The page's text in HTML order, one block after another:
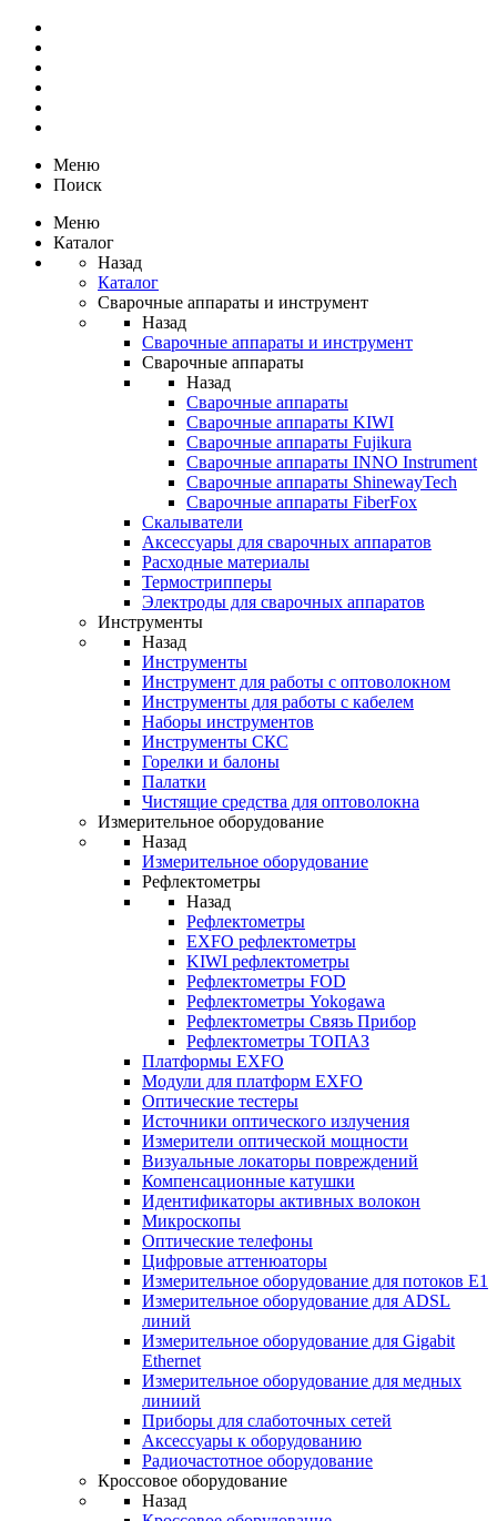
Меню
Поиск
Меню
Каталог
Назад
Каталог
Сварочные аппараты и инструмент
Назад
Сварочные аппараты и инструмент
Сварочные аппараты
Назад
Сварочные аппараты
Сварочные аппараты KIWI
Сварочные аппараты Fujikura
Сварочные аппараты INNO Instrument
Сварочные аппараты ShinewayTech
Cварочные аппараты FiberFox
Скалыватели
Аксессуары для сварочных аппаратов
Расходные материалы
Термострипперы
Электроды для сварочных аппаратов
Инструменты
Назад
Инструменты
Инструмент для работы с оптоволокном
Инструменты для работы с кабелем
Наборы инструментов
Инструменты СКС
Горелки и балоны
Палатки
Чистящие средства для оптоволокна
Измерительное оборудование
Назад
Измерительное оборудование
Рефлектометры
Назад
Рефлектометры
EXFO рефлектометры
KIWI рефлектометры
Рефлектометры FOD
Рефлектометры Yokogawa
Рефлектометры Связь Прибор
Рефлектометры ТОПАЗ
Платформы EXFO
Модули для платформ EXFO
Оптические тестеры
Источники оптического излучения
Измерители оптической мощности
Визуальные локаторы повреждений
Компенсационные катушки
Идентификаторы активных волокон
Микроскопы
Оптические телефоны
Цифровые аттенюаторы
Измерительное оборудование для потоков Е1
Измерительное оборудование для ADSL
линий
Измерительное оборудование для Gigabit
Ethernet
Измерительное оборудование для медных
линиий
Приборы для слаботочных сетей
Аксессуары к оборудованию
Радиочастотное оборудование
Кроссовое оборудование
Назад